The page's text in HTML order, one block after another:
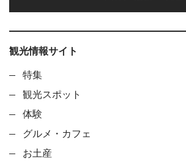
観光情報サイト
特集
観光スポット
体験
グルメ・カフェ
お土産